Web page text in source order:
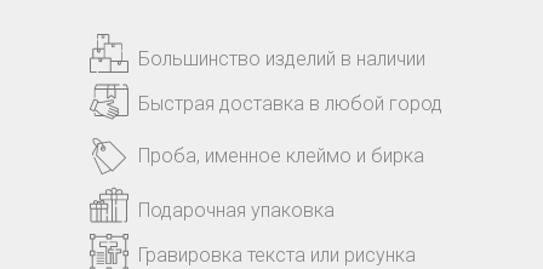
Большинство изделий в наличии
Быстрая доставка в любой город
Подарочная упаковка
Гравировка текста или рисунка
Проба, именное клеймо и бирка